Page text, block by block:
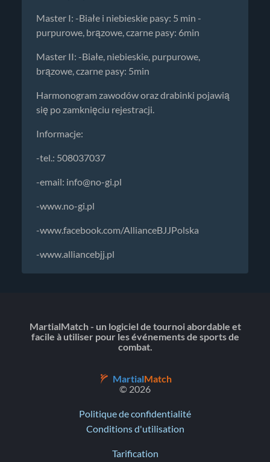
Master I: -Białe i niebieskie pasy: 5 min -
purpurowe, brązowe, czarne pasy: 6min
Master II: -Białe, niebieskie, purpurowe,
brązowe, czarne pasy: 5min
Harmonogram zawodów oraz drabinki pojawią
się po zamknięciu rejestracji.
Informacje:
-tel.: 508037037
-email: info@no-gi.pl
-www.no-gi.pl
-www.facebook.com/AllianceBJJPolska
-www.alliancebjj.pl
MartialMatch - un logiciel de tournoi abordable et
facile à utiliser pour les événements de sports de
combat.
MartialMatch
© 2026
Politique de confidentialité
Conditions d'utilisation
Tarification